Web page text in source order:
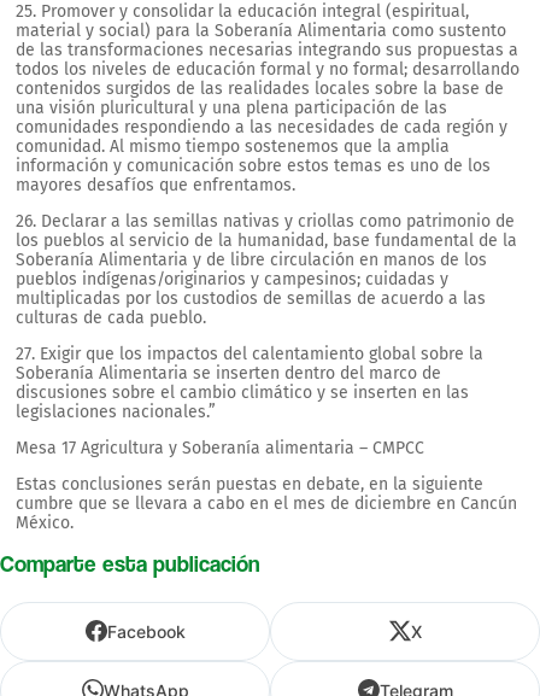
25. Promover y consolidar la educación integral (espiritual,
material y social) para la Soberanía Alimentaria como sustento
de las transformaciones necesarias integrando sus propuestas a
todos los niveles de educación formal y no formal; desarrollando
contenidos surgidos de las realidades locales sobre la base de
una visión pluricultural y una plena participación de las
comunidades respondiendo a las necesidades de cada región y
comunidad. Al mismo tiempo sostenemos que la amplia
información y comunicación sobre estos temas es uno de los
mayores desafíos que enfrentamos.
26. Declarar a las semillas nativas y criollas como patrimonio de
los pueblos al servicio de la humanidad, base fundamental de la
Soberanía Alimentaria y de libre circulación en manos de los
pueblos indígenas/originarios y campesinos; cuidadas y
multiplicadas por los custodios de semillas de acuerdo a las
culturas de cada pueblo.
27. Exigir que los impactos del calentamiento global sobre la
Soberanía Alimentaria se inserten dentro del marco de
discusiones sobre el cambio climático y se inserten en las
legislaciones nacionales.”
Mesa 17 Agricultura y Soberanía alimentaria – CMPCC
Estas conclusiones serán puestas en debate, en la siguiente
cumbre que se llevara a cabo en el mes de diciembre en Cancún
México.
Comparte esta publicación
Facebook X
WhatsApp Telegram